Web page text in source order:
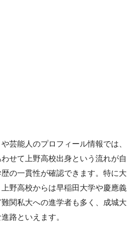
芸能人のプロフィール情報では、
せて上野高校出身という流れが自
の一貫性が確認できます。特に大
野高校からは早稲田大学や慶應義
関私大への進学者も多く、成城大
路といえます。